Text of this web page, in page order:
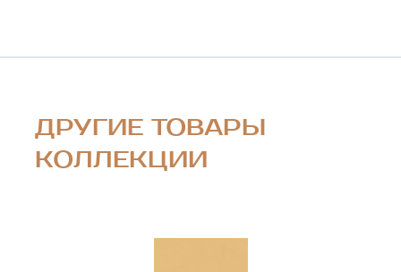
ДРУГИЕ ТОВАРЫ
КОЛЛЕКЦИИ